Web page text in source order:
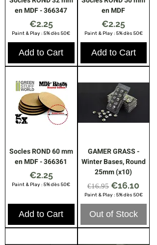
en MDF - 366347
Price
€2.25
Paint & Play : 5% dès 50€
Add to Cart
en MDF
Price
€2.25
Paint & Play : 5% dès 50€
Add to Cart
Socles ROND 60 mm
en MDF - 366361
Price
€2.25
Paint & Play : 5% dès 50€
Add to Cart
GAMER GRASS -
Winter Bases, Round
25mm (x10)
Regular Price
€16.95 Sale Price
€16.10
Paint & Play : 5% dès 50€
Out of Stock